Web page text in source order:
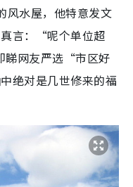
风水屋，他特意发文
言：“呢个单位超
睇网友严选“市区好
绝对是几世修来的福